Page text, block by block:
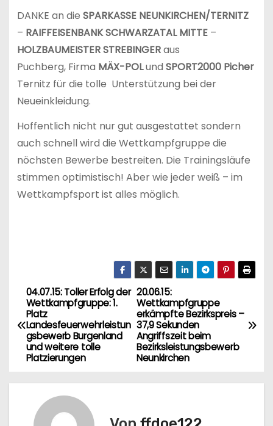
DANKE an die SPARKASSE NEUNKIRCHEN/TERNITZ
– RAIFFEISENBANK SCHWARZATAL MITTE–
HOLZBAUMEISTER STREBINGERaus
Puchberg, Firma MÄX-POLund SPORT2000 Picher
Ternitz für die tolle Unterstützung bei der
Neueinkleidung.
Hoffentlich nicht nur gut ausgestattet sondern
auch schnell wird die Wettkampfgruppe die
nöchsten Bewerbe bestreiten. Die Trainingsläufe
stimmen optimistisch! Aber wie jeder weiß – im
Wettkampfsport ist alles möglich.
B
e
20.06.15:
Wettkampfgruppe
erkämpfte Bezirkspreis –
37,9 Sekunden
Angriffszeit beim
Bezirksleistungsbewerb
Neunkirchen
04.07.15: Toller Erfolg der
Wettkampfgruppe: 1.
Platz
Landesfeuerwehrleistun
gsbewerb Burgenland
und weitere tolle
Platzierungen